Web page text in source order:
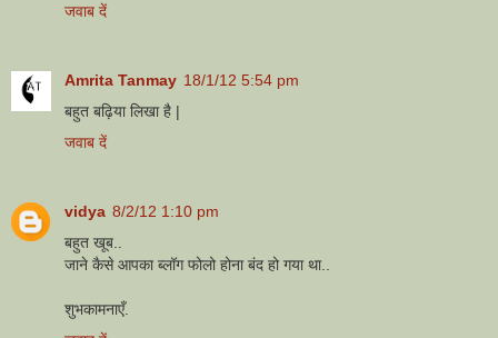
जवाब दें
Amrita Tanmay 18/1/12 5:54 pm
बहुत बढ़िया लिखा है |
जवाब दें
vidya 8/2/12 1:10 pm
बहुत खूब..
जाने कैसे आपका ब्लॉग फोलो होना बंद हो गया था..
शुभकामनाएँ.